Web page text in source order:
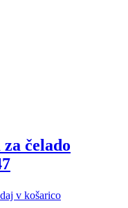
čelado
v košarico